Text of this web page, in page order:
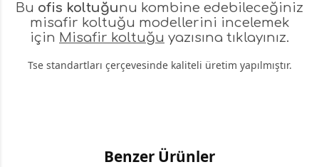
Bu ofis koltuğunu kombine edebileceğiniz
misafir koltuğu modellerini incelemek
için Misafir koltuğu yazısına tıklayınız.
Tse standartları çerçevesinde kaliteli üretim yapılmıştır.
Benzer Ürünler